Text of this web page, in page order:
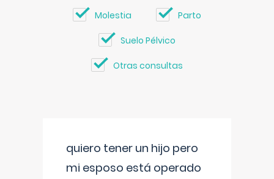
Molestia Parto
Suelo Pélvico
Otras consultas
quiero tener un hijo pero
mi esposo está operado